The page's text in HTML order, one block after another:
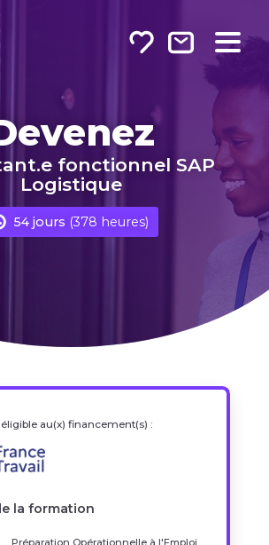
fonctionnel SAP
Logistique
54 jours (378 heures)
au(x) financement(s) :
la formation
Préparation Opérationnelle à l'Emploi
mail